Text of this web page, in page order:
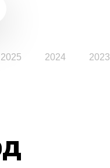
2025 2024 2023